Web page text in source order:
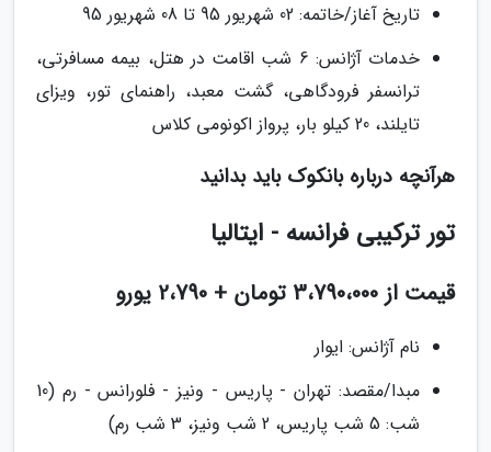
تاریخ آغاز/خاتمه: 02 شهریور 95 تا 08 شهریور 95
خدمات آژانس: 6 شب اقامت در هتل، بیمه مسافرتی،
ترانسفر فرودگاهی، گشت معبد، راهنمای تور، ویزای
تایلند، 20 کیلو بار، پرواز اکونومی کلاس
هرآنچه درباره بانکوک باید بدانید
تور ترکیبی فرانسه - ایتالیا
قیمت از 3،790،000 تومان + 2،790 یورو
نام آژانس: ایوار
مبدا/مقصد: تهران - پاریس - ونیز - فلورانس - رم (10
شب: 5 شب پاریس، 2 شب ونیز، 3 شب رم)